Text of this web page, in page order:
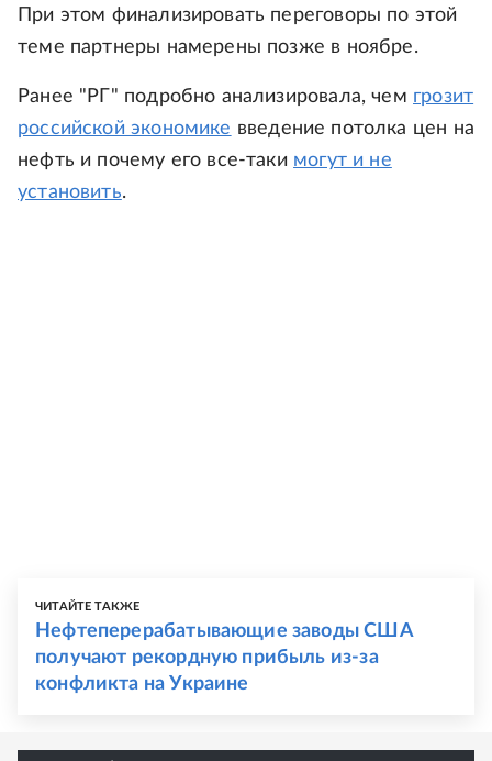
При этом финализировать переговоры по этой
теме партнеры намерены позже в ноябре.
Ранее "РГ" подробно анализировала, чем грозит
российской экономике введение потолка цен на
нефть и почему его все-таки могут и не
установить.
ЧИТАЙТЕ ТАКЖЕ
Нефтеперерабатывающие заводы США
получают рекордную прибыль из-за
конфликта на Украине